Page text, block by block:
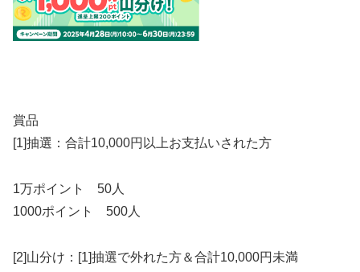
賞品
[1]抽選：合計10,000円以上お支払いされた方
1万ポイント 50人
1000ポイント 500人
[2]山分け：[1]抽選で外れた方＆合計10,000円未満